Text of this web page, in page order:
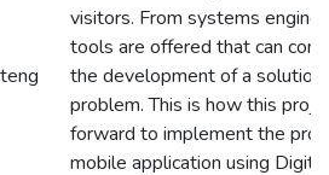
visitors. From systems
tools are offered that can
the development of a
problem. This is how this
forward to implement the
mobile application using